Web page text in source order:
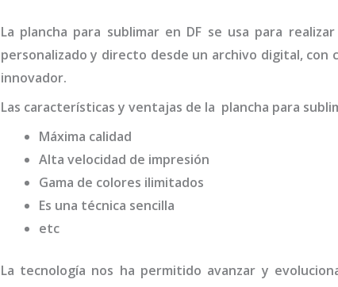
La plancha para sublimaren DF se usa para
personalizado y directo desde un archivo digital,
innovador.
Las características y ventajas de la plancha para
Máxima calidad
Alta velocidad de impresión
Gama de colores ilimitados
Es una técnica sencilla
etc
La tecnología nos ha permitido avanzar y